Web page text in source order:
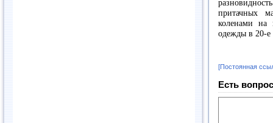
притачных
коленами на
одежды в 20-е
[Постоянная
Есть